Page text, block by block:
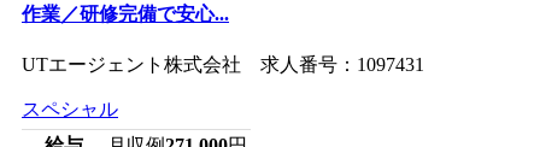
作業／研修完備で安心...
UTエージェント株式会社 求人番号：1097431
スペシャル